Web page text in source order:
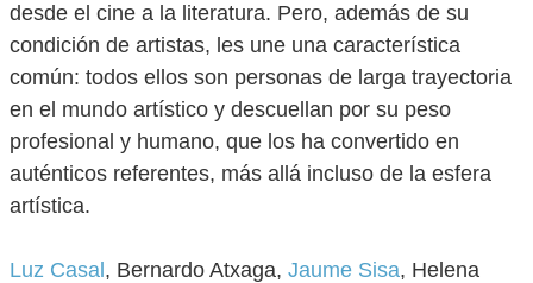
desde el cine a la literatura. Pero, además de su
condición de artistas, les une una característica
común: todos ellos son personas de larga trayectoria
en el mundo artístico y descuellan por su peso
profesional y humano, que los ha convertido en
auténticos referentes, más allá incluso de la esfera
artística.
Luz Casal , Bernardo Atxaga, Jaume Sisa, Helena